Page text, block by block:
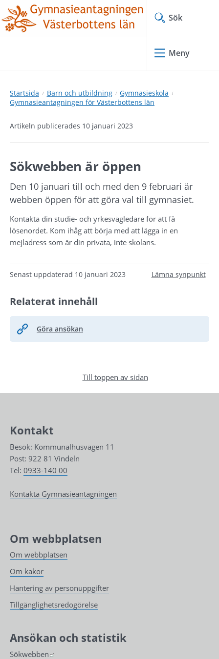
Hoppa
till
innehåll
Hoppa
till
undermeny
Sök
Meny
Startsida Barn och utbildning
Gymnasieskola
Gymnasieantagningen för Västerbottens län
Artikeln publicerades 10 januari 2023
Sökwebben är öppen
Den 10 januari till och med den 9 februari är
webben öppen för att göra val till gymnasiet.
Kontakta din studie- och yrkesvägledare för att få
lösenordet. Kom ihåg att börja med att lägga in en
mejladress som är din privata, inte skolans.
Senast uppdaterad 10 januari 2023 Lämna synpunkt
Relaterat innehåll
Göra ansökan
Till toppen av sidan
Kontakt
Besök: Kommunalhusvägen 11
Post: 922 81 Vindeln
Tel: 0933-140 00
Kontakta Gymnasieantagningen
Om webbplatsen
Om webbplatsen
Om kakor
Hantering av personuppgifter
Tillgänglighetsredogörelse
Ansökan och statistik
Sökwebben